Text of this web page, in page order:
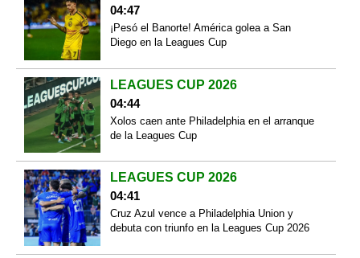
04:47
¡Pesó el Banorte! América golea a San
Diego en la Leagues Cup
LEAGUES CUP 2026
04:44
Xolos caen ante Philadelphia en el arranque
de la Leagues Cup
LEAGUES CUP 2026
04:41
Cruz Azul vence a Philadelphia Union y
debuta con triunfo en la Leagues Cup 2026